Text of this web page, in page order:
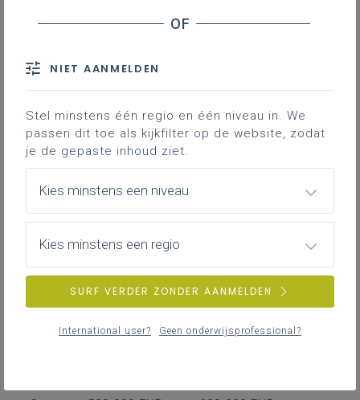
aan een overheidsopdracht werken
categorie en prijsklasse. De
prijsklasse geeft aan tot welk
maximaal bedrag de aannemer een
welbepaalde opdracht mag
uitvoeren. De wetgever heeft die
opgetrokken. De nieuwe bedragen
gelden vanaf 1 juni 2024.
Maximale bedragen voor de eerste 7 klassen:
Klasse
Max. bedrag
(excl. btw) tot 1
Max. bedrag
(excl. btw) vanaf
NIET AANMELDEN
Stel minstens één regio en één niveau in. We
passen dit toe als kijkfilter op de website, zodat
je de gepaste inhoud ziet.
Kies minstens een niveau
Kies minstens een regio
SURF VERDER ZONDER AANMELDEN
International user? Geen onderwijsprofessional?